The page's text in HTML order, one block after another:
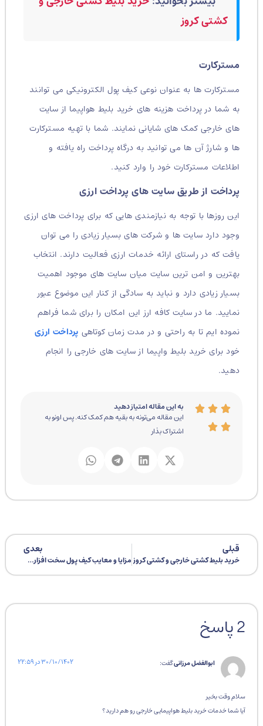
کشتی کروز
مسترکارت
مسترکارت ها به عنوان نوعی کیف پول الکترونیکی می توانند
به شما در پرداخت هزینه های خرید بلیط هواپیما از سایت
های خارجی کمک های شایانی نمایند. شما با تهیه مسترکارت
ها و شارژ آن ها می توانید به درگاه پرداخت راه یافته و
اطلاعات مسترکارت خود را وارد کنید.
پرداخت از طریق سایت های پرداخت ارزی
این روزها با توجه به نیازمندی هایی که برای پرداخت های ارزی
وجود دارد سایت ها و شرکت های بسیار زیادی را می توان
یافت که در راستای ارائه خدمات ارزی فعالیت دارند. انتخاب
بهترین و امن ترین سایت میان سایت های موجود اهمیت
بسیار زیادی دارد و نباید به سادگی از کنار این موضوع عبور
نمایید. ما در سایت کافه ارز این امکان را برای شما فراهم
نموده ایم تا به راحتی و در مدت زمان کوتاهیپرداخت ارزی
خود برای خرید بلیط واپیما از سایت های خارجی را انجام
دهید.
به این مقاله امتیاز دهید
این مقاله می‌تونه به بقیه هم کمک کنه. پس اونو به
اشتراک بذار
خرید بلیط کشتی خارجی و کشتی کروز
بعدی
مزایا و معایب کیف پول سخت افزاری چیست؟
ابوالفضل مرزانیگفت: ۳۰/۱۰/۱۴۰۲ در ۲۲:۵۹
سلام وقت بخیر
آیا شما خدمات خرید بلیط هواپیمایی خارجی رو هم دارید؟